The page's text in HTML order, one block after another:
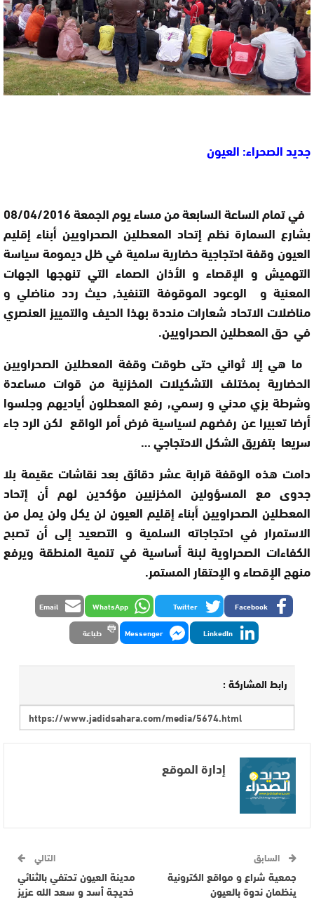
جديد الصحراء: العيون
في تمام الساعة السابعة من مساء يوم الجمعة 08/04/2016
بشارع السمارة نظم إتحاد المعطلين الصحراويين أبناء إقليم
العيون وقفة احتجاجية حضارية سلمية في ظل ديمومة سياسة
التهميش و الإقصاء و الأذان الصماء التي تنهجها الجهات
المعنية و الوعود الموقوفة التنفيذ, حيث ردد مناضلي و
مناضلات الاتحاد شعارات منددة بهذا الحيف والتمييز العنصري
في حق المعطلين الصحراويين.
ما هي إلا ثواني حتى طوقت وقفة المعطلين الصحراويين
الحضارية بمختلف التشكيلات المخزنية من قوات مساعدة
وشرطة بزي مدني و رسمي, رفع المعطلون أياديهم وجلسوا
أرضا تعبيرا عن رفضهم لسياسية فرض أمر الواقع لكن الرد جاء
سريعا بتفريق الشكل الاحتجاجي …
دامت هذه الوقفة قرابة عشر دقائق بعد نقاشات عقيمة بلا
جدوى مع المسؤولين المخزنيين مؤكدين لهم أن إتحاد
المعطلين الصحراويين أبناء إقليم العيون لن يكل ولن يمل من
الاستمرار في احتجاجاته السلمية و التصعيد إلى أن تصبح
الكفاءات الصحراوية لبنة أساسية في تنمية المنطقة ويرفع
منهج الإقصاء و الإحتقار المستمر.
Facebook
Twitter
WhatsApp
Email
LinkedIn
Messenger طباعة
رابط المشاركة :
إدارة الموقع
السابق
جمعية شراع و مواقع الكترونية
ينظمان ندوة بالعيون
التالي
مدينة العيون تحتفي بالثنائي
خديجة أسد و سعد الله عزيز